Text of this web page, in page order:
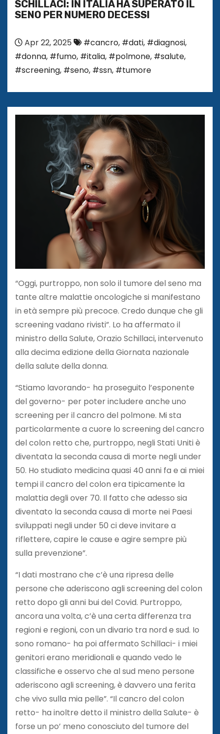
SCHILLACI: IN ITALIA HA SUPERATO IL
SENO PER NUMERO DECESSI
Apr 22, 2025 #cancro, #dati, #diagnosi,
#donna, #fumo, #italia, #polmone, #salute,
#screening, #seno, #ssn, #tumore
“Oggi, purtroppo, non solo il tumore del seno ma
tante altre malattie oncologiche si manifestano
in età sempre più precoce. Credo dunque che gli
screening vadano rivisti”. Lo ha affermato il
ministro della Salute, Orazio Schillaci, intervenuto
alla decima edizione della Giornata nazionale
della salute della donna.
“Stiamo lavorando- ha proseguito l’esponente
del governo- per poter includere anche uno
screening per il cancro del polmone. Mi sta
particolarmente a cuore lo screening del cancro
del colon retto che, purtroppo, negli Stati Uniti è
diventata la seconda causa di morte negli under
50. Ho studiato medicina quasi 40 anni fa e ai miei
tempi il cancro del colon era tipicamente la
malattia degli over 70. Il fatto che adesso sia
diventato la seconda causa di morte nei Paesi
sviluppati negli under 50 ci deve invitare a
riflettere, capire le cause e agire sempre più
sulla prevenzione”.
“I dati mostrano che c’è una ripresa delle
persone che aderiscono agli screening del colon
retto dopo gli anni bui del Covid. Purtroppo,
ancora una volta, c’è una certa differenza tra
regioni e regioni, con un divario tra nord e sud. Io
sono romano- ha poi affermato Schillaci- i miei
genitori erano meridionali e quando vedo le
classifiche e osservo che al sud meno persone
aderiscono agli screening, è davvero una ferita
che vivo sulla mia pelle”. “Il cancro del colon
retto- ha inoltre detto il ministro della Salute- è
forse un po’ meno conosciuto del tumore del